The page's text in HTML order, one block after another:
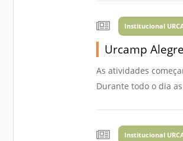
Urcamp Faz Bem
Institucional
Urcamp
As atividades
Durante todo o dia
Institucional